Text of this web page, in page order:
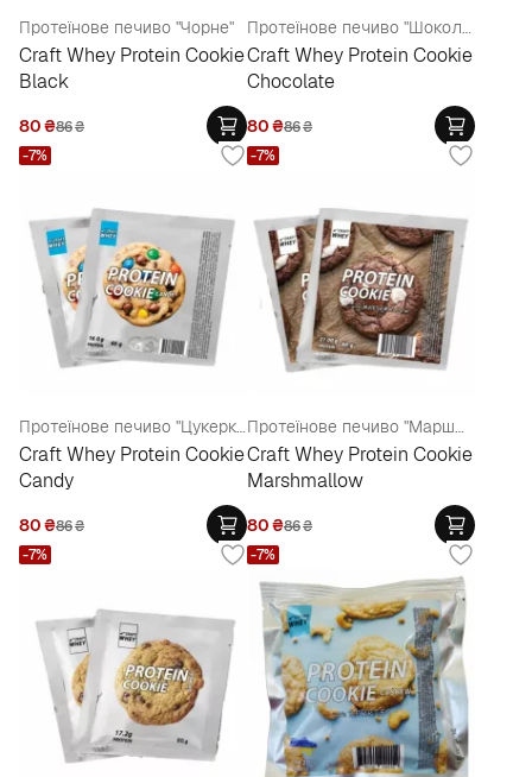
Протеїнове печиво "Чорне"
Craft Whey Protein Cookie
Black
80₴86₴
Протеїнове печиво "Шоколад"
Craft Whey Protein Cookie
Chocolate
80₴86₴
Протеїнове печиво "Цукерки"
Craft Whey Protein Cookie
Candy
80₴86₴
-7%
Протеїнове печиво "Маршмелоу"
Craft Whey Protein Cookie
Marshmallow
80₴86₴
-7%
-7% -7%